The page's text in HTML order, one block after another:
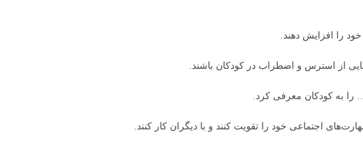
را افزایش دهند.
از استرس و اضطراب در کودکان باشند.
را به کودکان معرفی کرد.
اجتماعی خود را تقویت کنند و با دیگران کار کنند.